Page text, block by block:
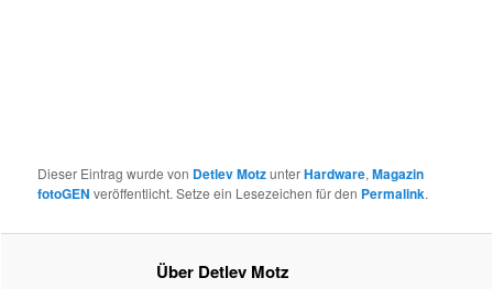
Dieser Eintrag wurde von Detlev MotzunterHardware,Magazin
fotoGEN veröffentlicht. Setze ein Lesezeichen für den Permalink.
Über Detlev Motz